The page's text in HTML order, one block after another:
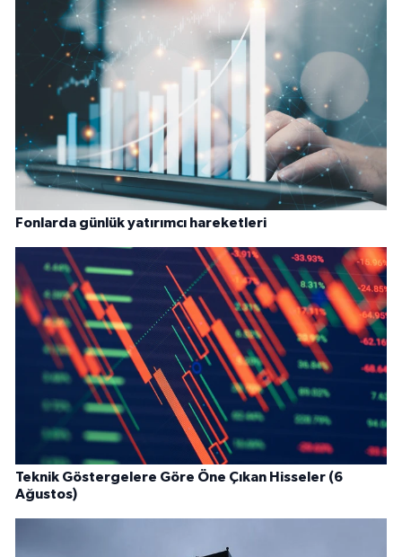
Fonlarda günlük yatırımcı hareketleri
Teknik Göstergelere Göre Öne Çıkan Hisseler (6
Ağustos)